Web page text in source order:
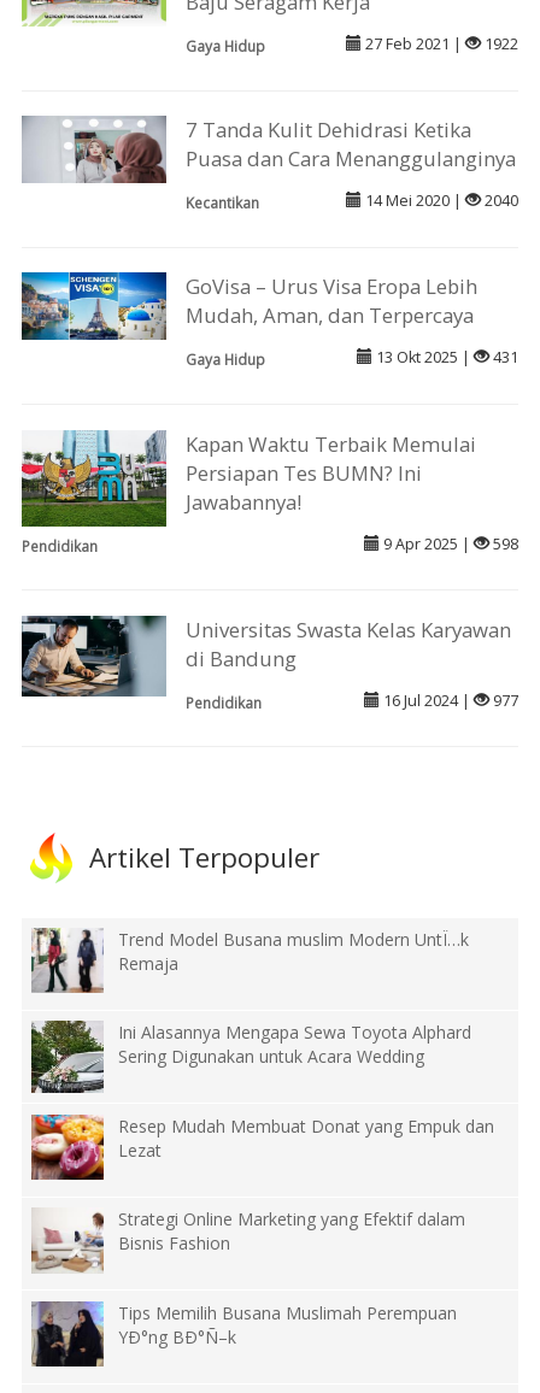
Gaya Hidup 27 Feb 2021 | 1922
7 Tanda Kulit Dehidrasi Ketika
Puasa dan Cara Menanggulanginya
Kecantikan 14 Mei 2020 | 2040
GoVisa – Urus Visa Eropa Lebih
Mudah, Aman, dan Terpercaya
Gaya Hidup 13 Okt 2025 | 431
Kapan Waktu Terbaik Memulai
Persiapan Tes BUMN? Ini
Jawabannya!
Pendidikan 9 Apr 2025 | 598
Universitas Swasta Kelas Karyawan
di Bandung
Pendidikan 16 Jul 2024 | 977
Artikel Terpopuler
Trend Model Busana muslim Modern UntÏ…k
Remaja
Ini Alasannya Mengapa Sewa Toyota Alphard
Sering Digunakan untuk Acara Wedding
Resep Mudah Membuat Donat yang Empuk dan
Lezat
Strategi Online Marketing yang Efektif dalam
Bisnis Fashion
Tips Memilih Busana Muslimah Perempuan
YÐ°ng BÐ°Ñ–k